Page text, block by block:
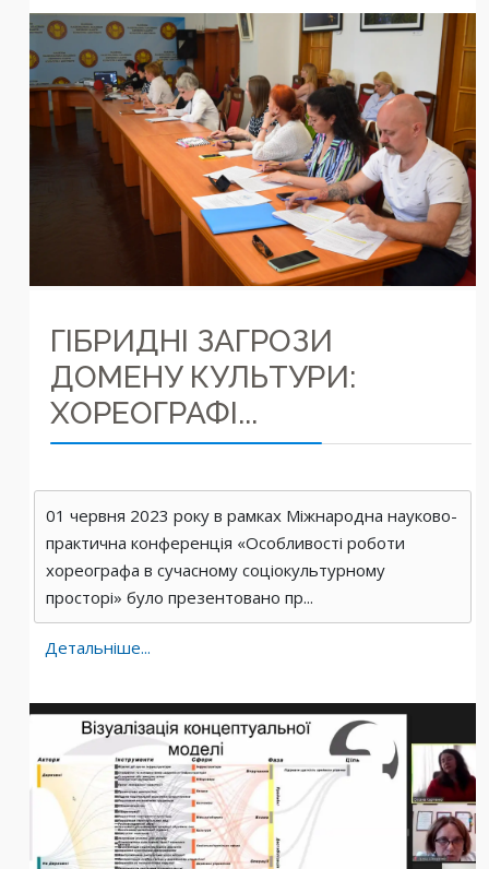
ГІБРИДНІ ЗАГРОЗИ
ДОМЕНУ КУЛЬТУРИ:
ХОРЕОГРАФІ...
01 червня 2023 року в рамках Міжнародна науково-
практична конференція «Особливості роботи
хореографа в сучасному соціокультурному
просторі» було презентовано пр...
Детальніше...